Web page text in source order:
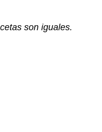
son iguales.